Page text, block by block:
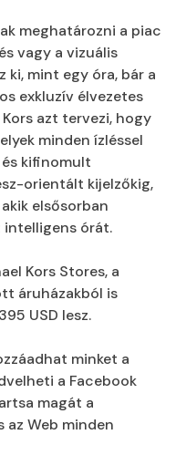
meghatározni a piac
vagy a vizuális
ki, mint egy óra, bár a
exkluzív élvezetes
azt tervezi, hogy
minden ízléssel
és kifinomult
orientált kijelzőkig,
elsősorban
intelligens órát.
Kors Stores, a
áruházakból is
USD lesz.
minket a
a Facebook
magát a
az Web minden